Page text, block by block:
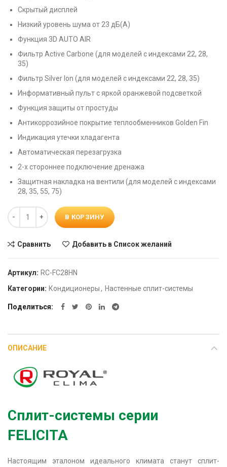
Скрытый дисплей
Низкий уровень шума от 23 дБ(А)
Функция 3D AUTO AIR
Фильтр Active Carbone (для моделей с индексами 22, 28,
35)
Фильтр Silver Ion (для моделей с индексами 22, 28, 35)
Информативный пульт с яркой оранжевой подсветкой
Функция защиты от простуды
Антикоррозийное покрытие теплообменников Golden Fin
Индикация утечки хладагента
Автоматическая перезагрузка
2-х стороннее подключение дренажа
Защитная накладка на вентили (для моделей с индексами
28, 35, 55, 75)
Количество
В КОРЗИНУ
Сравнить Добавить в Список желаний
Артикул: RC-FC28HN
Категории: Кондиционеры, Настенные сплит-системы
Поделиться
ОПИСАНИЕ
Сплит-системы серии
FELICITA
Настоящим эталоном идеального климата станут сплит-